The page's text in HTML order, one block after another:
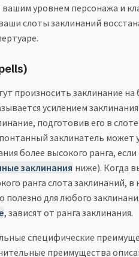
уровнем персонажа и
слоты заклинаний
произносить заклинание на
усилением заклинания.
подготовив его в
заклинатель может
более высокого ранга,
заклинания ниже). Когда
ранга слота заклинаний,
для любого
, зависят от ранга заклинания.
специфические
преимущества